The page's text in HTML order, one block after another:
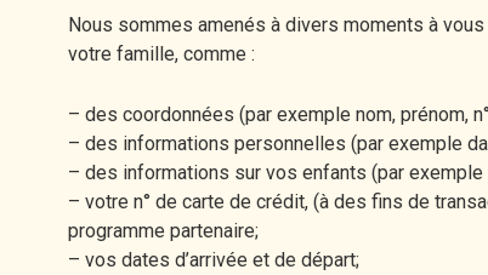
Nous sommes amenés à divers moments à
votre famille, comme :
– des coordonnées (par exemple nom, prénom,
– des informations personnelles (par exemple
– des informations sur vos enfants (par
– votre n° de carte de crédit, (à des fins de
programme partenaire;
– vos dates d’arrivée et de départ;